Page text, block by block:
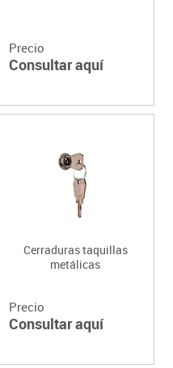
Precio
Consultar aquí
Cerraduras taquillas
metálicas
Precio
Consultar aquí